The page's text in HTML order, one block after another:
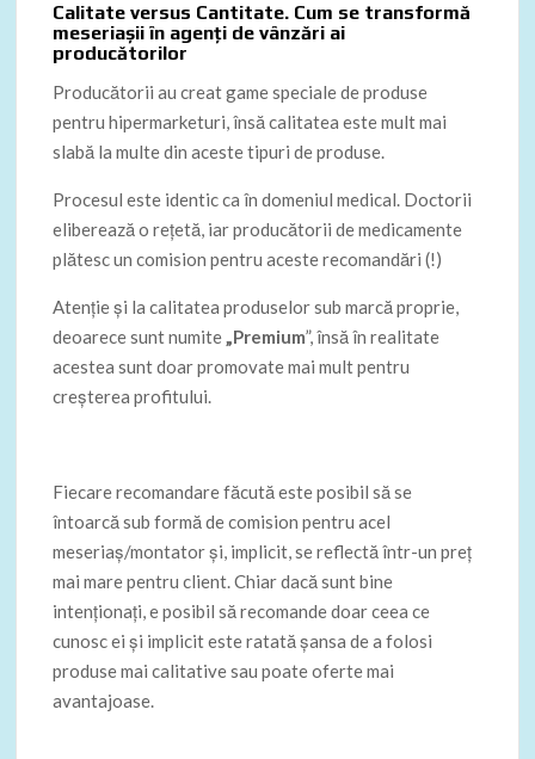
Calitate versus Cantitate. Cum se transformă
meseriașii în agenți de vânzări ai
producătorilor
Producătorii au creat game speciale de produse
pentru hipermarketuri, însă calitatea este mult mai
slabă la multe din aceste tipuri de produse.
Procesul este identic ca în domeniul medical. Doctorii
eliberează o rețetă, iar producătorii de medicamente
plătesc un comision pentru aceste recomandări (!)
Atenție și la calitatea produselor sub marcă proprie,
deoarece sunt numite„Premium”, însă în realitate
acestea sunt doar promovate mai mult pentru
creșterea profitului.
Fiecare recomandare făcută este posibil să se
întoarcă sub formă de comision pentru acel
meseriaș/montator și, implicit, se reflectă într-un preț
mai mare pentru client. Chiar dacă sunt bine
intenționați, e posibil să recomande doar ceea ce
cunosc ei și implicit este ratată șansa de a folosi
produse mai calitative sau poate oferte mai
avantajoase.